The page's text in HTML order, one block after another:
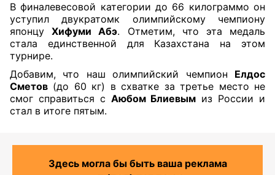
В финалевесовой категории до 66 килограммо он
уступил двукратомк олимпийскому чемпиону
японцуХифуми Абэ. Отметим, что эта медаль
стала единственной для Казахстана на этом
турнире.
Добавим, что наш олимпийский чемпион Елдос
Сметов (до 60 кг) в схватке за третье место не
смог справиться с Аюбом Блиевым из России и
стал в итоге пятым.
Здесь могла бы быть ваша реклама